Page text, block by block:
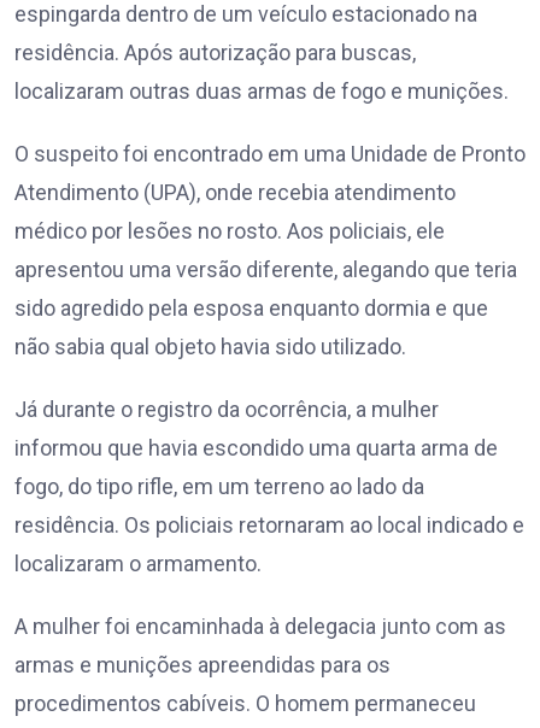
espingarda dentro de um veículo estacionado na
residência. Após autorização para buscas,
localizaram outras duas armas de fogo e munições.
O suspeito foi encontrado em uma Unidade de Pronto
Atendimento (UPA), onde recebia atendimento
médico por lesões no rosto. Aos policiais, ele
apresentou uma versão diferente, alegando que teria
sido agredido pela esposa enquanto dormia e que
não sabia qual objeto havia sido utilizado.
Já durante o registro da ocorrência, a mulher
informou que havia escondido uma quarta arma de
fogo, do tipo rifle, em um terreno ao lado da
residência. Os policiais retornaram ao local indicado e
localizaram o armamento.
A mulher foi encaminhada à delegacia junto com as
armas e munições apreendidas para os
procedimentos cabíveis. O homem permaneceu